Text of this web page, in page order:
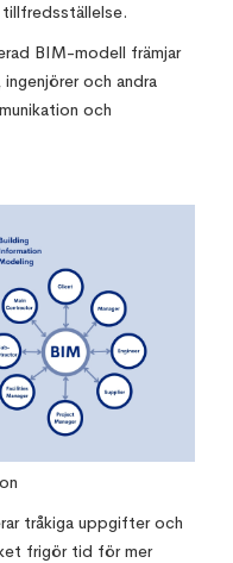
BIM-modell främjar
och andra
och
tråkiga uppgifter och
frigör tid för mer